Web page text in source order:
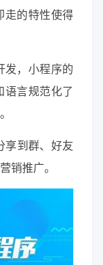
走的特性使得
发，小程序的
语言规范化了
享到群、好友
销推广。